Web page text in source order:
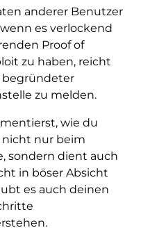
anderer Benutzer
es verlockend
Proof of
zu haben, reicht
begründeter
zu melden.
wie du
nicht nur beim
sondern dient auch
in böser Absicht
es auch deinen